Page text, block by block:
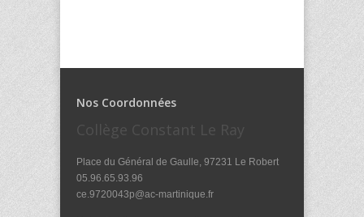
Nos Coordonnées
Collège Constant Le Ray
Place du Général de Gaulle, 97231 Le Robert
05.96.65.93.96
ce.9720043p@ac-martinique.fr